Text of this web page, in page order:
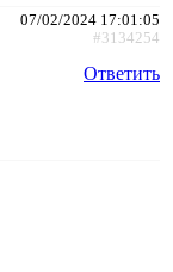
07/02/2024 17:01:05
#3134254
Ответить